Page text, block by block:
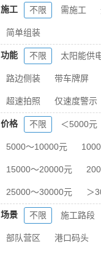
施工 不限 需施工
简单组装
功能 不限 太阳能供
路边侧装 带车牌屏
超速拍照 仅速度警示
价格 不限 ＜5000元
5000～10000元
15000～20000元
25000～30000元 ＞
场景 不限 施工路段
部队营区 港口码头